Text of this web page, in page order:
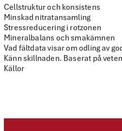
Cellstruktur och konsistens
Minskad nitratansamling
Stressreducering i rotzonen
Mineralbalans och smakämnen
Vad fältdata visar om odling av
Känn skillnaden. Baserat på
Källor